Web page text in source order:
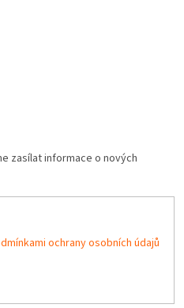
zasílat informace o nových
ochrany osobních údajů